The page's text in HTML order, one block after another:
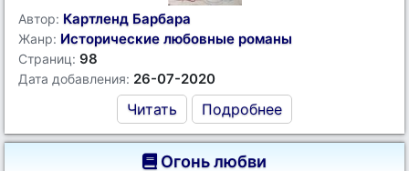
Автор: Картленд Барбара
Жанр: Исторические любовные романы
Страниц: 98
Дата добавления: 26-07-2020
Читать Подробнее
Огонь любви